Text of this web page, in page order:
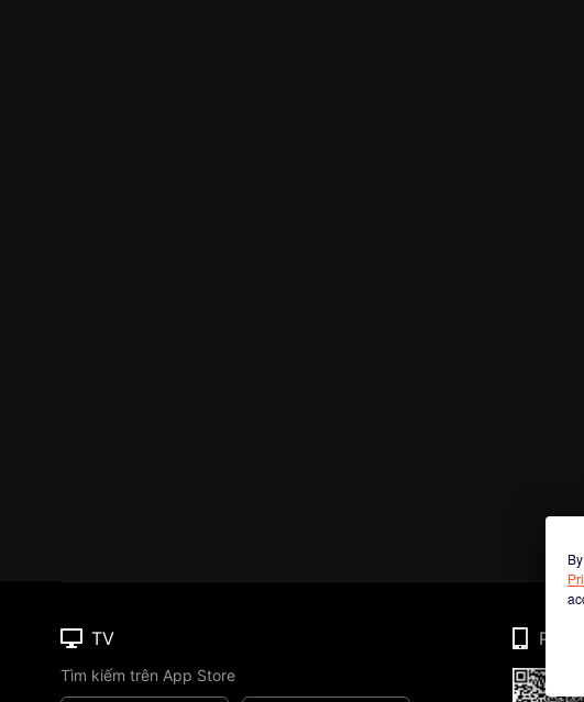
TV
Tìm kiếm trên App Store
Phone